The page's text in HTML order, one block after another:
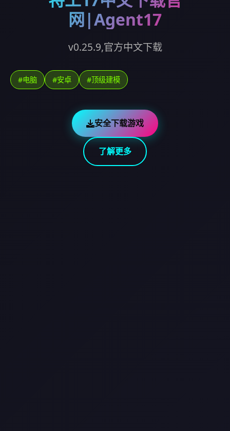
网|Agent17
v0.25.9,官方中文下载
#电脑 #安卓 #顶级建模
安全下载游戏
了解更多